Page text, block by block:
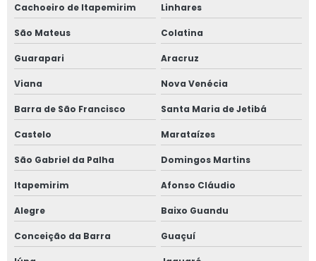
Cachoeiro de Itapemirim Linhares
São Mateus Colatina
Guarapari Aracruz
Viana Nova Venécia
Barra de São Francisco Santa Maria de Jetibá
Castelo Marataízes
São Gabriel da Palha Domingos Martins
Itapemirim Afonso Cláudio
Alegre Baixo Guandu
Conceição da Barra Guaçuí